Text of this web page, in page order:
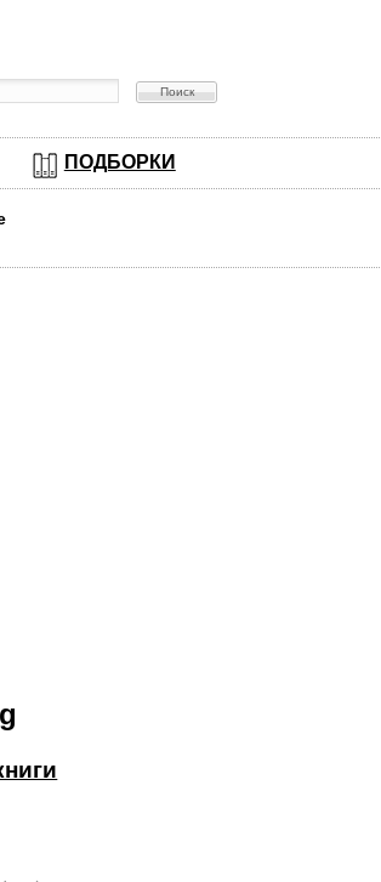
ПОДБОРКИ